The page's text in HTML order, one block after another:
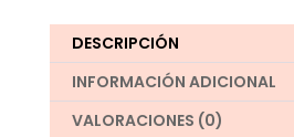
DESCRIPCIÓN
INFORMACIÓN ADICIONAL
VALORACIONES (0)